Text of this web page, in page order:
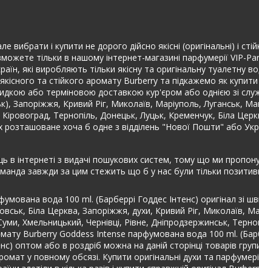
і купити не дорого дійсно якісні (оригінальні) і
тільки в нашому інтернет-магазині парфумерії VIP-
які виробляють тільки якісну та оригінальну
та стійкого аромату Burberry та підкажемо як
або терміновою доставкою кур'єром або однією зі
Запоріжжя, Кривий Ріг, Миколаїв, Маріуполь, Луганськ,
Тернопіль, Донецьк, Луцьк, Кременчук, Біла
розташоване хоча б одне з відділень "Нової Пошти" або
в інтернеті з видачі пошукових систем, тому що ми
завжди за цим стежить що б у нас були тільки
вода 100 ml. (Барберрі Годдес Інтенс) оригінал зі
Біла Церква, Запоріжжя, духи, Кривий Ріг, Миколаїв,
Хмельницький, Чернівці, Рівне, Дніпродзержинськ,
Burberry Goddess Intense парфумована вода 100 ml.
оптом або в роздріб можна на даній сторінці товарів
у повному обсязі. Купити оригінальні духи та